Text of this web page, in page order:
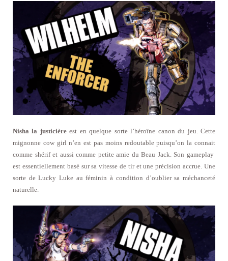
Nisha la justicièreest en quelque sorte l’héroïne canon du jeu. Cette
mignonne cow girl n’en est pas moins redoutable puisqu’on la connait
comme shérif et aussi comme petite amie du Beau Jack. Son gameplay
est essentiellement basé sur sa vitesse de tir et une précision accrue. Une
sorte de Lucky Luke au féminin à condition d’oublier sa méchanceté
naturelle.